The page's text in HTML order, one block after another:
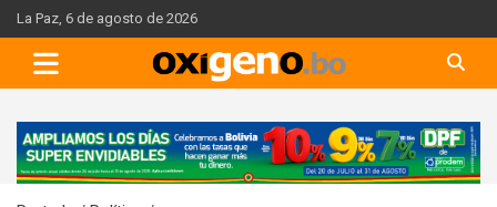
Skip
to
content
La Paz, 6 de agosto de 2026
A
d